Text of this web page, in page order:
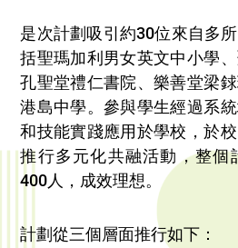
是次計劃吸引約30位來自多
括聖瑪加利男女英文中小學、
孔聖堂禮仁書院、樂善堂梁
港島中學。參與學生經過系
和技能實踐應用於學校，於
推行多元化共融活動，整個
400人，成效理想。
計劃從三個層面推行如下：